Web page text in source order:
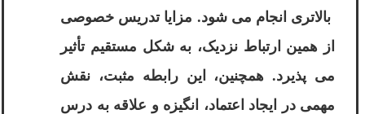
بالاتری انجام می شود. مزایا تدریس خصوصی
از همین ارتباط نزدیک، به شکل مستقیم تأثیر
می پذیرد. همچنین، این رابطه مثبت، نقش
مهمی در ایجاد اعتماد، انگیزه و علاقه به درس